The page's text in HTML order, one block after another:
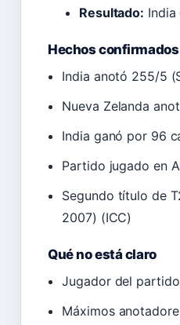
Resultado:
Hechos confirmados
India anotó 255/5
Nueva Zelanda
India ganó por 96
Partido jugado en
Segundo título de
2007) (ICC)
Qué no está claro
Jugador del partido
Máximos